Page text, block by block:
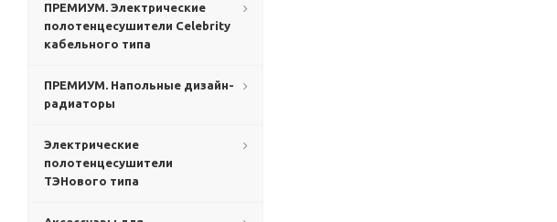
ПРЕМИУМ. Электрические
полотенцесушители Celebrity
кабельного типа
ПРЕМИУМ. Напольные дизайн-
радиаторы
Электрические
полотенцесушители
ТЭНового типа